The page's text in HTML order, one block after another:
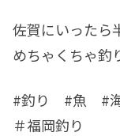
佐賀にいったら
めちゃくちゃ釣
#釣り #魚 #
＃福岡釣り